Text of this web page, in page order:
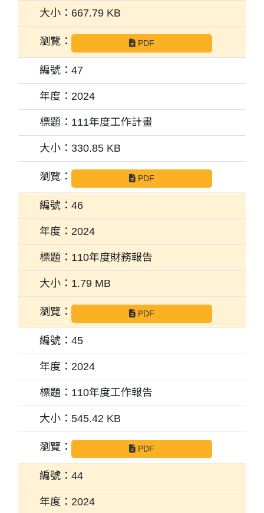
667.79 KB
PDF
47
2024
111年度工作計畫
330.85 KB
PDF
46
2024
110年度財務報告
1.79 MB
PDF
45
2024
110年度工作報告
545.42 KB
PDF
44
2024